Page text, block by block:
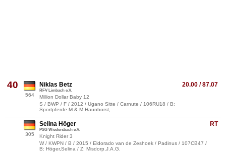
40
564
20.00 / 87.07
Niklas Betz
RFV Limbach e.V.
Million Dollar Baby 12
S / BWP / F / 2012 / Ugano Sitte / Carnute / 106RU18 / B:
Sportpferde M & M Haunhorst,
305
RT
Selina Höger
PSG Wiedersbach e.V.
Knight Rider 3
W / KWPN / B / 2015 / Eldorado van de Zeshoek / Padinus / 107CB47 /
B: Höger,Selina / Z: Misdorp,J.A.G.